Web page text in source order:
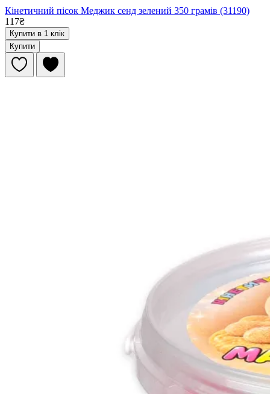
Кінетичний пісок Меджик сенд зелений 350 грамів (31190)
117₴
Купити в 1 клік
Купити